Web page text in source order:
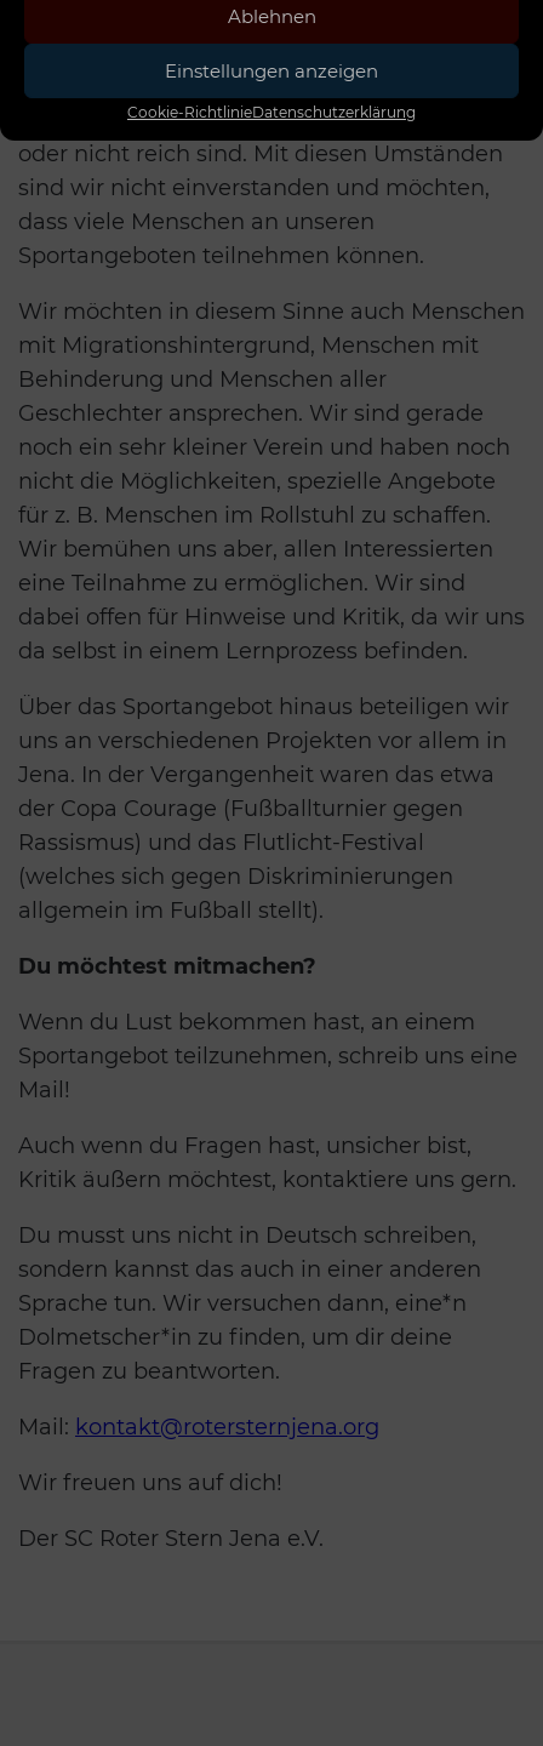
Ablehnen
Einstellungen anzeigen
Cookie-RichtlinieDatenschutzerklärung
weil sie z. B. nicht in Deutschland geboren
worden sind, eine bestimmte
Geschlechtsidentität und -orientierung
haben, zu einer bestimmten Religion gehören
oder nicht reich sind. Mit diesen Umständen
sind wir nicht einverstanden und möchten,
dass viele Menschen an unseren
Sportangeboten teilnehmen können.
Wir möchten in diesem Sinne auch Menschen
mit Migrationshintergrund, Menschen mit
Behinderung und Menschen aller
Geschlechter ansprechen. Wir sind gerade
noch ein sehr kleiner Verein und haben noch
nicht die Möglichkeiten, spezielle Angebote
für z. B. Menschen im Rollstuhl zu schaffen.
Wir bemühen uns aber, allen Interessierten
eine Teilnahme zu ermöglichen. Wir sind
dabei offen für Hinweise und Kritik, da wir uns
da selbst in einem Lernprozess befinden.
Über das Sportangebot hinaus beteiligen wir
uns an verschiedenen Projekten vor allem in
Jena. In der Vergangenheit waren das etwa
der Copa Courage (Fußballturnier gegen
Rassismus) und das Flutlicht-Festival
(welches sich gegen Diskriminierungen
allgemein im Fußball stellt).
Du möchtest mitmachen?
Wenn du Lust bekommen hast, an einem
Sportangebot teilzunehmen, schreib uns eine
Mail!
Auch wenn du Fragen hast, unsicher bist,
Kritik äußern möchtest, kontaktiere uns gern.
Du musst uns nicht in Deutsch schreiben,
sondern kannst das auch in einer anderen
Sprache tun. Wir versuchen dann, eine*n
Dolmetscher*in zu finden, um dir deine
Fragen zu beantworten.
Mail: kontakt@rotersternjena.org
Wir freuen uns auf dich!
Der SC Roter Stern Jena e.V.